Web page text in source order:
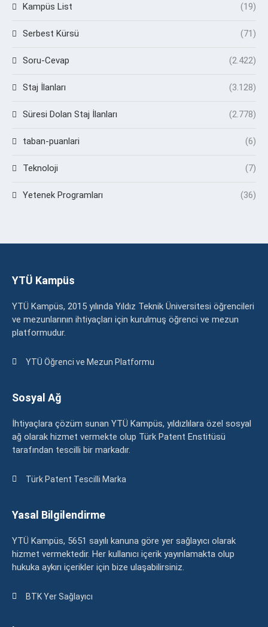
Kampüs List (19)
Serbest Kürsü (71)
Soru-Cevap (2.422)
Staj İlanları (3.128)
Süresi Dolan Staj İlanları (2.778)
taban-puanlari (6)
Teknoloji (7)
Yetenek Programları (36)
YTÜ Kampüs
YTÜ Kampüs, 2015 yılında Yıldız Teknik Üniversitesi öğrencileri
ve mezunlarının ihtiyaçları için kurulmuş öğrenci ve mezun
platformudur.
YTÜ Öğrenci ve Mezun Platformu
Sosyal Ağ
İhtiyaçlara çözüm sunan YTÜ Kampüs, yıldızlılara özel sosyal
ağ olarak hizmet vermekte olup Türk Patent Enstitüsü
tarafından tescilli bir markadır.
Türk Patent Tescilli Marka
Yasal Bilgilendirme
YTÜ Kampüs, 5651 sayılı kanuna göre yer sağlayıcı olarak
hizmet vermektedir. Her kullanıcı içerik yayınlamakta olup
hukuka aykırı içerikler için bize ulaşabilirsiniz.
BTK Yer Sağlayıcı